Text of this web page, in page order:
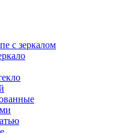
с зеркалом